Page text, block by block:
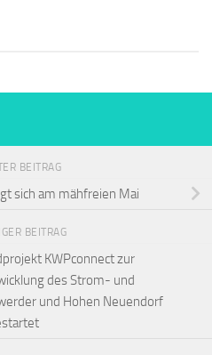
BEITRAG
sich am mähfreien Mai
BEITRAG
KWPconnect zur
des Strom- und
und Hohen Neuendorf